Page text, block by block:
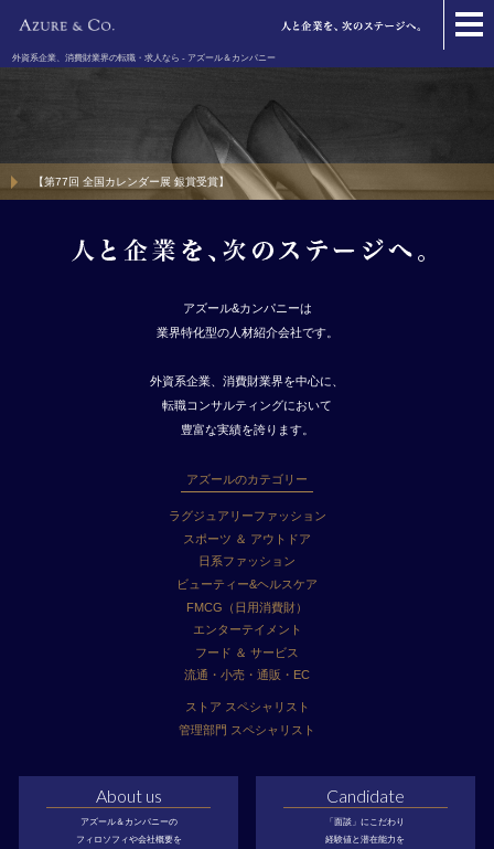
外資系企業、消費財業界の転職・求人なら - アズール＆カンパニー
【第77回 全国カレンダー展 銀賞受賞】
アズール&カンパニーは
業界特化型の人材紹介会社です。
外資系企業、消費財業界を中心に、
転職コンサルティングにおいて
豊富な実績を誇ります。
アズールのカテゴリー
ラグジュアリーファッション
スポーツ ＆ アウトドア
日系ファッション
ビューティー&ヘルスケア
FMCG（日用消費財）
エンターテイメント
フード ＆ サービス
流通・小売・通販・EC
ストア スペシャリスト
管理部門 スペシャリスト
About us
アズール＆カンパニーの
フィロソフィや会社概要を
Candidate
「面談」にこだわり
経験値と潜在能力を